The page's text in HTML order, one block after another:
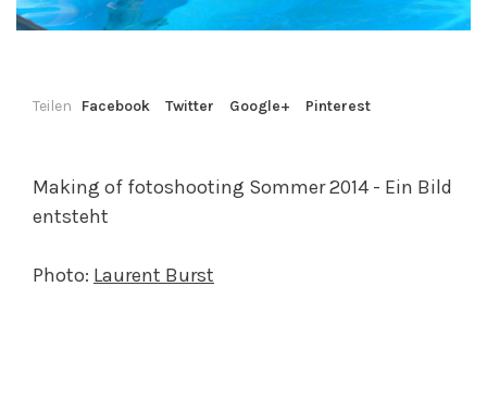
Teilen Facebook Twitter Google+ Pinterest
Making of fotoshooting Sommer 2014 - Ein Bild
entsteht
Photo: Laurent Burst